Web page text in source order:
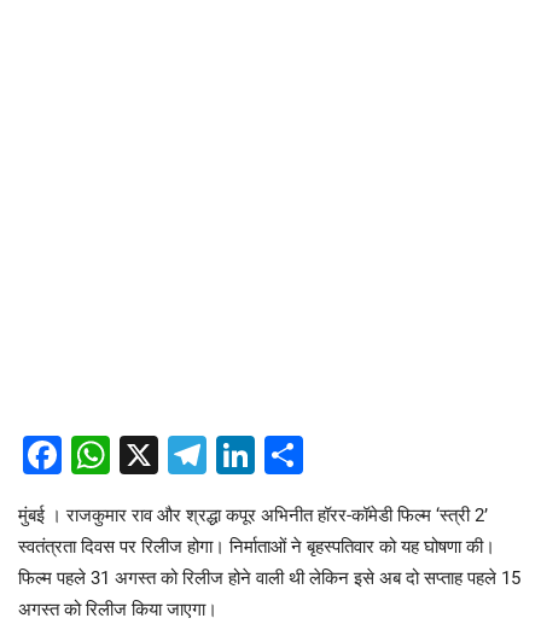
Facebook
WhatsApp
X Telegram
LinkedIn
मुंबई । राजकुमार राव और श्रद्धा कपूर अभिनीत हॉरर-कॉमेडी फिल्म ‘स्त्री 2’
स्वतंत्रता दिवस पर रिलीज होगा। निर्माताओं ने बृहस्पतिवार को यह घोषणा की।
फिल्म पहले 31 अगस्त को रिलीज होने वाली थी लेकिन इसे अब दो सप्ताह पहले 15
अगस्त को रिलीज किया जाएगा।